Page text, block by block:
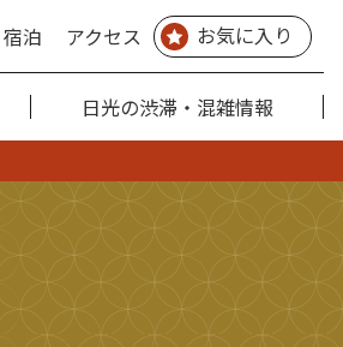
宿泊 アクセス お気に入り
日光の渋滞・混雑情報